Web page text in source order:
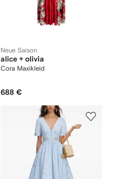
Neue Saison
alice + olivia
Cora Maxikleid
688 €